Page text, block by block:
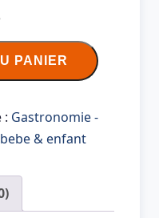
PANIER
: Gastronomie -
& enfant